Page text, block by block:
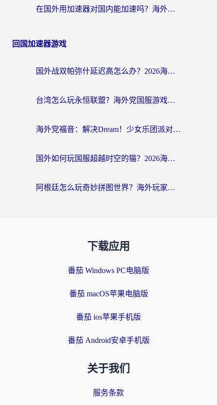
在国外用加速器对国内能加速吗？海外党亲测有效的无缝访问指南
回国加速器游戏
国外战双帕弥什延迟高怎么办？2026海外畅玩国服游戏终极指南（附实测工具推荐）
台湾怎么玩永恒联盟？海外党国服游戏加速器选择全攻略（附3大热门游戏实测）
海外党福音：解决Dream！少女乐团派对！国外延迟的实用指南，附北美英国游戏加速方案
国外如何玩国服超越时空的猫？2026海外党必看的加速器选择指南
阿根廷怎么玩奇妙拼图世界？海外玩家国服游戏加速全攻略（附帕斯卡契约战舰少女解决方案）
下载应用
番茄 Windows PC电脑版
番茄 macOS苹果电脑版
番茄 ios苹果手机版
番茄 Android安卓手机版
关于我们
服务条款